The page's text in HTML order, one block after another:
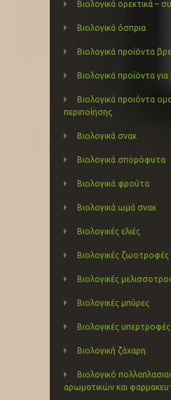
Βιολογικά ορεκτικά –
Βιολογικά όσπρια
Βιολογικά προϊόντα
Βιολογικά προϊόντα
Βιολογικά προιόντα
περιποίησης
Βιολογικά σνακ
Βιολογικά σπορόφυτα
Βιολογικά φρούτα
Βιολογικά ωμά σνακ
Βιολογικές ελιές
Βιολογικές ζωοτροφές
Βιολογικές
Βιολογικές μπύρες
Βιολογικές
Βιολογική ζάχαρη
Βιολογικό
αρωματικών και